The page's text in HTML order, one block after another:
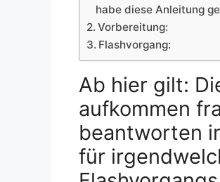
habe diese Anleitung
Vorbereitung:
Flashvorgang:
Ab hier gilt:
aufkommen
beantworten
für